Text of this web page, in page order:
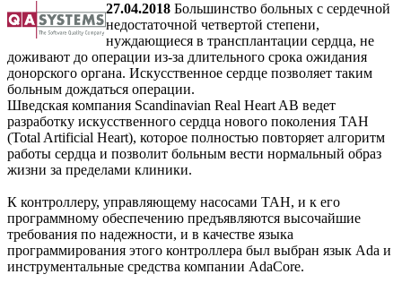
27.04.2018 Большинство больных с сердечной
недостаточной четвертой степени,
нуждающиеся в трансплантации сердца, не
доживают до операции из-за длительного срока ожидания
донорского органа. Искусственное сердце позволяет таким
больным дождаться операции.
Шведская компания Scandinavian Real Heart AB ведет
разработку искусственного сердца нового поколения TAH
(Total Artificial Heart), которое полностью повторяет алгоритм
работы сердца и позволит больным вести нормальный образ
жизни за пределами клиники.
К контроллеру, управляющему насосами TAH, и к его
программному обеспечению предъявляются высочайшие
требования по надежности, и в качестве языка
программирования этого контроллера был выбран язык Ada и
инструментальные средства компании AdaCore.